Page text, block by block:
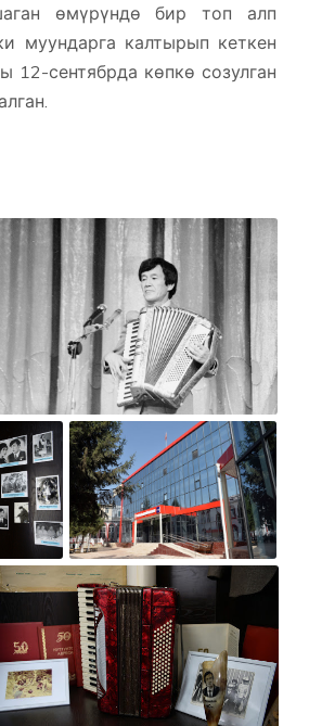
өмүрүндө бир топ алп
муундарга калтырып кеткен
12-сентябрда көпкө созулган